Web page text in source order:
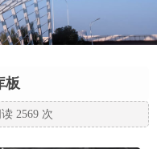
板
2569 次